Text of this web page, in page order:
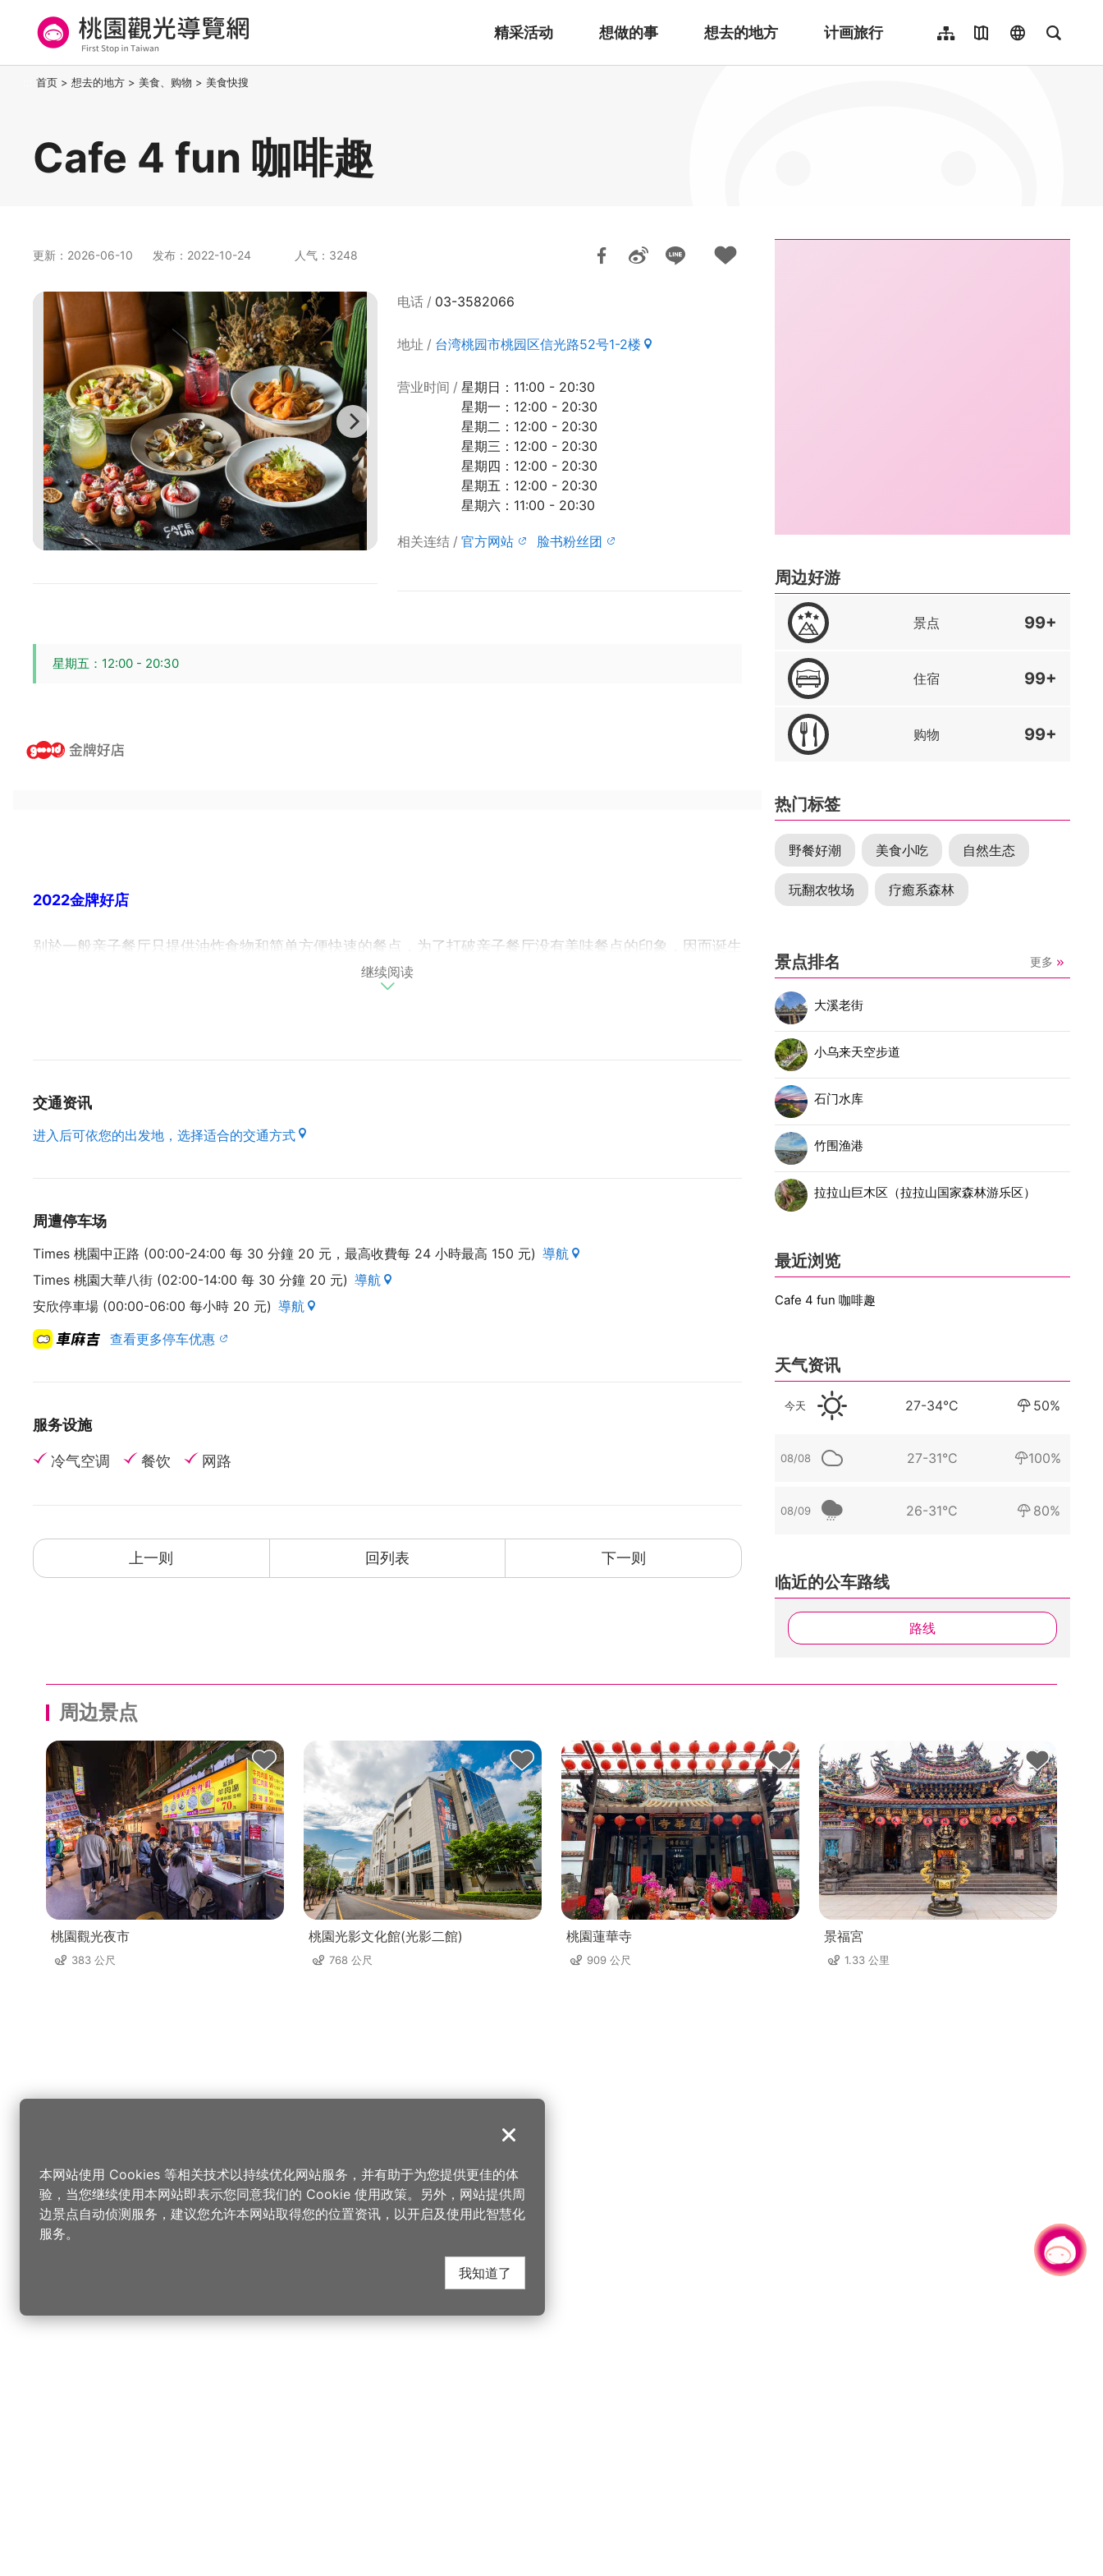
要
桃园观光导览网
精采活动 想做的事 想去的地方 计画旅行
网站导览地图导览language全文检
首页 > 想去的地方 > 美食、购物 > 美食快搜
Cafe 4 fun 咖啡趣
更新：2026-06-10 发布：2022-10-24 人气：3248
电话 03-3582066
地址 台湾桃园市桃园区信光路52号1-2楼
营业时间
星期日：11:00 - 20:30
星期一：12:00 - 20:30
星期二：12:00 - 20:30
星期三：12:00 - 20:30
星期四：12:00 - 20:30
星期五：12:00 - 20:30
星期六：11:00 - 20:30
相关连结 官方网站 脸书粉丝团
星期五：12:00 - 20:30
2022金牌好店
别於一般亲子餐厅只提供油炸食物和简单方便快速的餐点，为了打破亲子餐厅没有美味餐点的印象，因而诞生
了cafe 4 fun咖啡趣，提供干净舒适的环境不只好玩，还有着超水准的餐点，能同时满足大人小孩的需求。
Cafe 4 fun咖啡趣，隐身在桃园巷弄中，由同为餐饮科毕业的两兄弟一起经营，一个主管外场，一个掌控厨
继续阅读
交通资讯
进入后可依您的出发地，选择适合的交通方式
周遭停车场
Times 桃園中正路 (00:00-24:00 每 30 分鐘 20 元，最高收費每 24 小時最高 150 元) 導航
Times 桃園大華八街 (02:00-14:00 每 30 分鐘 20 元) 導航
安欣停車場 (00:00-06:00 每小時 20 元) 導航
查看更多停车优惠
服务设施
冷气空调 餐饮 网路
上一则 回列表 下一则
:::
周边好游
景点 99+
住宿 99+
购物 99+
热门标签
野餐好潮 美食小吃 自然生态
玩翻农牧场 疗癒系森林
景点排名 更多
大溪老街
小乌来天空步道
石门水库
竹围渔港
拉拉山巨木区（拉拉山国家森林游乐区）
最近浏览
Cafe 4 fun 咖啡趣
天气资讯
今天 27-34°C 50%
08/08 27-31°C 100%
08/09 26-31°C 80%
临近的公车路线
路线
周边景点
桃園觀光夜市
383 公尺
桃園光影文化館(光影二館)
768 公尺
桃園蓮華寺
909 公尺
景福宮
1.33 公里
关闭
本网站使用 Cookies 等相关技术以持续优化网站服务，并有助于为您提供更佳的体
验，当您继续使用本网站即表示您同意我们的 Cookie 使用政策。另外，网站提供周
边景点自动侦测服务，建议您允许本网站取得您的位置资讯，以开启及使用此智慧化
服务。
我知道了